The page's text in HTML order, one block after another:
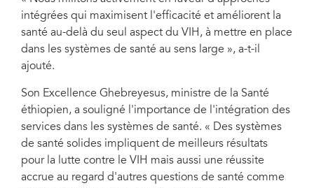
intégrées qui maximisent l'efficacité et améliorent la
santé au-delà du seul aspect du VIH, à mettre en place
dans les systèmes de santé au sens large », a-t-il
ajouté.
Son Excellence Ghebreyesus, ministre de la Santé
éthiopien, a souligné l'importance de l'intégration des
services dans les systèmes de santé. « Des systèmes
de santé solides impliquent de meilleurs résultats
pour la lutte contre le VIH mais aussi une réussite
accrue au regard d'autres questions de santé comme